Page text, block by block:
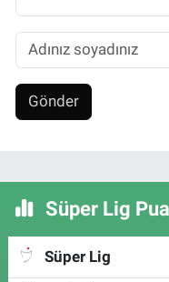
Gönder
Süper Lig
Süper Lig